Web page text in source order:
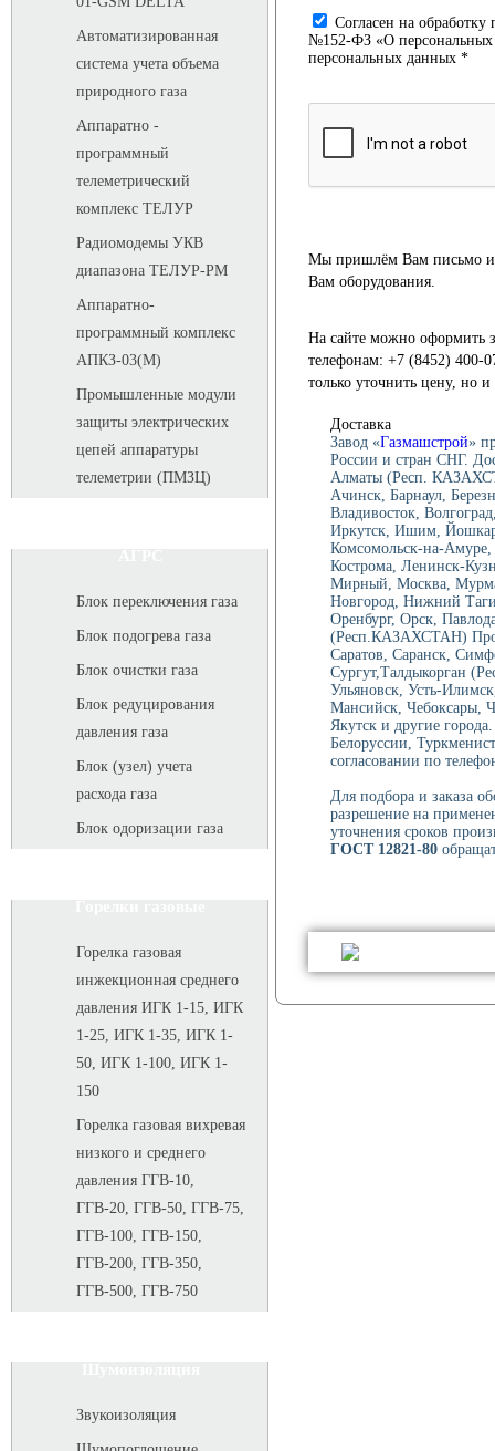
Автоматизированная
система учета объема
природного газа
Аппаратно -
программный
телеметрический
комплекс ТЕЛУР
Радиомодемы УКВ
диапазона ТЕЛУР-РМ
Аппаратно-
программный комплекс
АПКЗ-03(М)
Промышленные модули
защиты электрических
цепей аппаратуры
телеметрии (ПМЗЦ)
Блок переключения газа
Блок подогрева газа
Блок очистки газа
Блок редуцирования
давления газа
Блок (узел) учета
расхода газа
Блок одоризации газа
Горелка газовая
инжекционная среднего
давления ИГК 1-15, ИГК
1-25, ИГК 1-35, ИГК 1-
50, ИГК 1-100, ИГК 1-
150
Горелка газовая вихревая
низкого и среднего
давления ГГВ-10,
ГГВ-20, ГГВ-50, ГГВ-75,
ГГВ-100, ГГВ-150,
ГГВ-200, ГГВ-350,
ГГВ-500, ГГВ-750
Звукоизоляция
Cогласен на
№152-ФЗ «О персональных
персональных данных *
Мы пришлём Вам письмо и
Вам оборудования.
На сайте можно оформить
телефонам: +7 (8452) 400-
только уточнить цену, но
Доставка
Завод «Газмашстрой»
России и стран СНГ.
Алматы (Респ.
Ачинск, Барнаул,
Владивосток,
Иркутск, Ишим,
Комсомольск-на-
Кострома, Ленинск-
Мирный, Москва,
Новгород, Нижний
Оренбург, Орск,
(Респ.КАЗАХСТАН)
Саратов, Саранск,
Сургут,Талдыкорган
Ульяновск, Усть-
Мансийск, Чебоксары,
Якутск и другие
Белоруссии,
согласовании по
Для подбора и заказа
разрешение на
уточнения сроков
ГОСТ 12821-80